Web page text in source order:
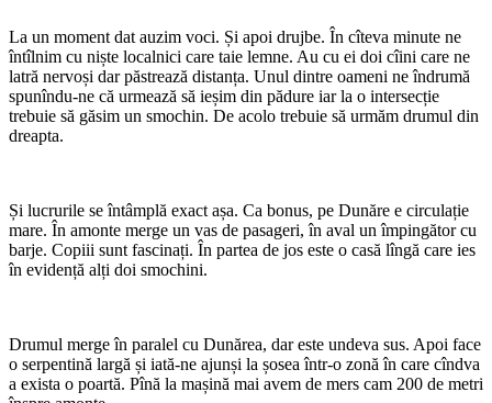
La un moment dat auzim voci. Și apoi drujbe. În cîteva minute ne
întîlnim cu niște localnici care taie lemne. Au cu ei doi cîini care ne
latră nervoși dar păstrează distanța. Unul dintre oameni ne îndrumă
spunîndu-ne că urmează să ieșim din pădure iar la o intersecție
trebuie să găsim un smochin. De acolo trebuie să urmăm drumul din
dreapta.
Și lucrurile se întâmplă exact așa. Ca bonus, pe Dunăre e circulație
mare. În amonte merge un vas de pasageri, în aval un împingător cu
barje. Copiii sunt fascinați. În partea de jos este o casă lîngă care ies
în evidență alți doi smochini.
Drumul merge în paralel cu Dunărea, dar este undeva sus. Apoi face
o serpentină largă și iată-ne ajunși la șosea într-o zonă în care cîndva
a exista o poartă. Pînă la mașină mai avem de mers cam 200 de metri